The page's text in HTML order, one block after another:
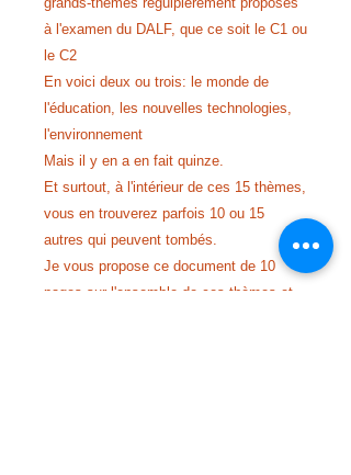
à l'examen du DALF, que ce soit le C1 ou
le C2
En voici deux ou trois: le monde de
l'éducation, les nouvelles technologies,
l'environnement
Mais il y en a en fait quinze.
Et surtout, à l'intérieur de ces 15 thèmes,
vous en trouverez parfois 10 ou 15
autres qui peuvent tombés.
Je vous propose ce document de 10
pages sur l'ensemble de ces thèmes et